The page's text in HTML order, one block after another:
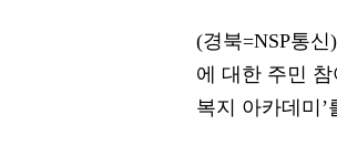
(경북=NSP통
에 대한 주민
복지 아카데미’